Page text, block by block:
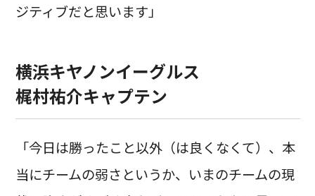
ジティブだと思います」
横浜キヤノンイーグルス
梶村祐介キャプテン
「今日は勝ったこと以外（は良くなくて）、本
当にチームの弱さというか、いまのチームの現